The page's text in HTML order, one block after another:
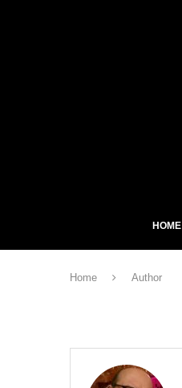
HOME
Home Author